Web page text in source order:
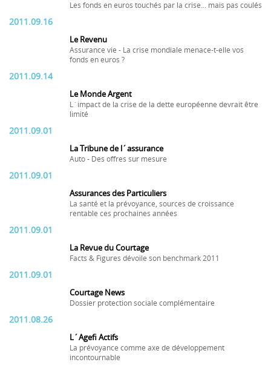
Les fonds en euros touchés par la crise... mais pas coulés
2011.09.16
Le Revenu
Assurance vie - La crise mondiale menace-t-elle vos
fonds en euros ?
2011.09.14
Le Monde Argent
L´impact de la crise de la dette européenne devrait être
limité
2011.09.01
La Tribune de l´assurance
Auto - Des offres sur mesure
2011.09.01
Assurances des Particuliers
La santé et la prévoyance, sources de croissance
rentable ces prochaines années
2011.09.01
La Revue du Courtage
Facts & Figures dévoile son benchmark 2011
2011.09.01
Courtage News
Dossier protection sociale complémentaire
2011.08.26
L´Agefi Actifs
La prévoyance comme axe de développement
incontournable